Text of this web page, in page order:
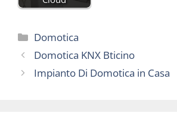
Categorie
Domotica
Domotica KNX Bticino
Impianto Di Domotica in Casa